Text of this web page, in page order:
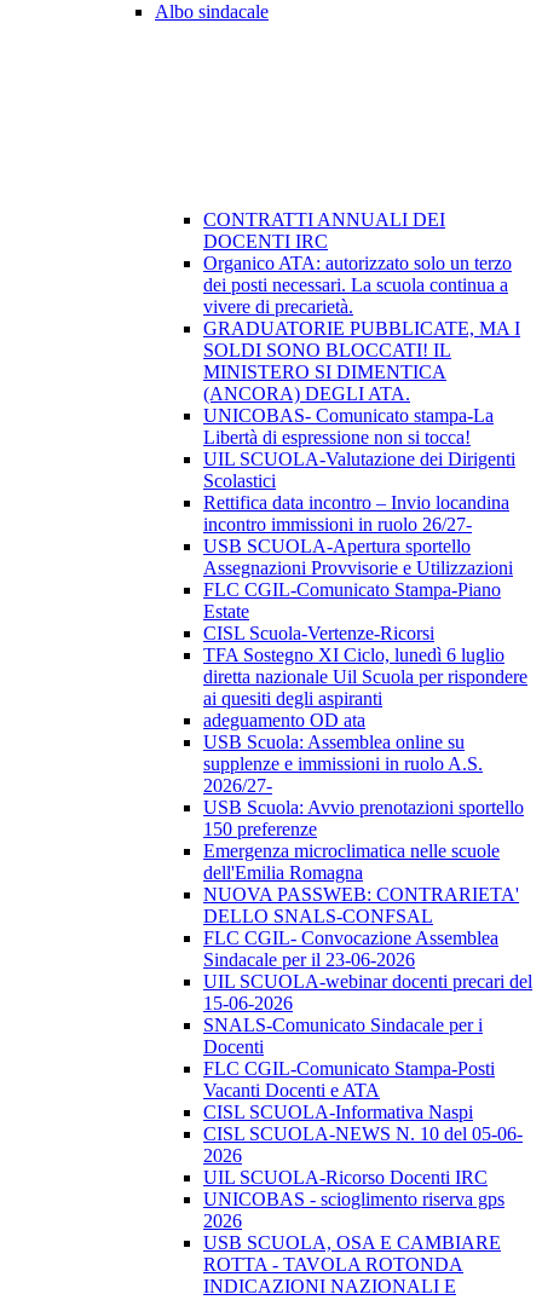
Albo sindacale
CONTRATTI ANNUALI DEI
DOCENTI IRC
Organico ATA: autorizzato solo un terzo
dei posti necessari. La scuola continua a
vivere di precarietà.
GRADUATORIE PUBBLICATE, MA I
SOLDI SONO BLOCCATI! IL
MINISTERO SI DIMENTICA
(ANCORA) DEGLI ATA.
UNICOBAS- Comunicato stampa-La
Libertà di espressione non si tocca!
UIL SCUOLA-Valutazione dei Dirigenti
Scolastici
Rettifica data incontro – Invio locandina
incontro immissioni in ruolo 26/27-
USB SCUOLA-Apertura sportello
Assegnazioni Provvisorie e Utilizzazioni
FLC CGIL-Comunicato Stampa-Piano
Estate
CISL Scuola-Vertenze-Ricorsi
TFA Sostegno XI Ciclo, lunedì 6 luglio
diretta nazionale Uil Scuola per rispondere
ai quesiti degli aspiranti
adeguamento OD ata
USB Scuola: Assemblea online su
supplenze e immissioni in ruolo A.S.
2026/27-
USB Scuola: Avvio prenotazioni sportello
150 preferenze
Emergenza microclimatica nelle scuole
dell'Emilia Romagna
NUOVA PASSWEB: CONTRARIETA'
DELLO SNALS-CONFSAL
FLC CGIL- Convocazione Assemblea
Sindacale per il 23-06-2026
UIL SCUOLA-webinar docenti precari del
15-06-2026
SNALS-Comunicato Sindacale per i
Docenti
FLC CGIL-Comunicato Stampa-Posti
Vacanti Docenti e ATA
CISL SCUOLA-Informativa Naspi
CISL SCUOLA-NEWS N. 10 del 05-06-
2026
UIL SCUOLA-Ricorso Docenti IRC
UNICOBAS - scioglimento riserva gps
2026
USB SCUOLA, OSA E CAMBIARE
ROTTA - TAVOLA ROTONDA
INDICAZIONI NAZIONALI E